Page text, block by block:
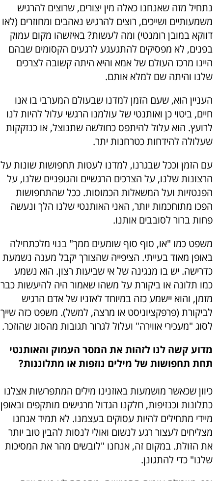
נתחיל מזה שאנחנו כאלה מין יצורים, שרוצים להרגיש
משמעותיים ושייכים, רוצים להרגיש נאהבים ומחוזרים (לאו
דווקא במובן רומנטי) ומה לעשות? באיזשהו מקום עמוק
בפנים, לא מפסיקים להתגעגע לרגעים הקסומים שבהם
היינו מרכז העולם של אמא והיא היתה קשובה לצרכים
שלנו והיתה שם למלא אותם.
העניין הוא, שעם הזמן למדנו שבעולם המערבי בו אנו
חיים, ביטוי כן ואותנטי של עולמנו הרגשי עלול להיות לנו
לרועץ. הוא עלול להיתפס כחולשה שתנוצל, או כנזקקות
שעלולה להידחות כטרחנות יתר.
עם הזמן וככל שבגרנו, למדנו לעטות תחפושות שונות על
הרצונות שלנו, על הצרכים הרגשיים והגופניים שלנו, על
הפנטזיות ועל המשאלות הכמוסות. ככל שהתחפושות
הפכו מתוחכמות יותר, האני האותנטי שלנו הלך ונעשה
פחות ברור לסובבים אותנו.
משפט כמו "או, סוף סוף שומעים ממך" בנוי מלכתחילה
באופן מאוד בעייתי. הציפייה שהצורך יקבל מענה נשמעת
כדרישה. יש בו מנגינה של אי שביעות רצון. הוא נשמע
כמו תלונה או ביקורת על משהו שאמור היה להיעשות כבר
מזמן, והוא יישמע כזה במיוחד לאזניו של אדם הרגיש
לביקורת (פרפקציוניסט או מרצה, למשל). משפט כזה שייך
לסוג "מעכירי אווירה" ועלול לגרור תגובות מהסוג שהוזכר.
מדוע קשה לנו לזהות את המסר העמוק והאותנטי
תחת תחפושות של מילים נוזפות או מתלוננות?
כיוון שכאשר מושמעות באוזנינו מילים המתפרשות אצלנו
כתלונות וכנזיפות, חלקנו הגדול מרגישים מותקפים ובאופן
מיידי מתחילים להיות עסוקים בעצמנו. לא תמיד אנחנו
מצליחים לעצור רגע לנשום ואולי לנסות להבין טוב יותר
את הזולת. במקום זה, אנחנו "לובשים מהר את המסיכות
שלנו" כדי להתגונן.